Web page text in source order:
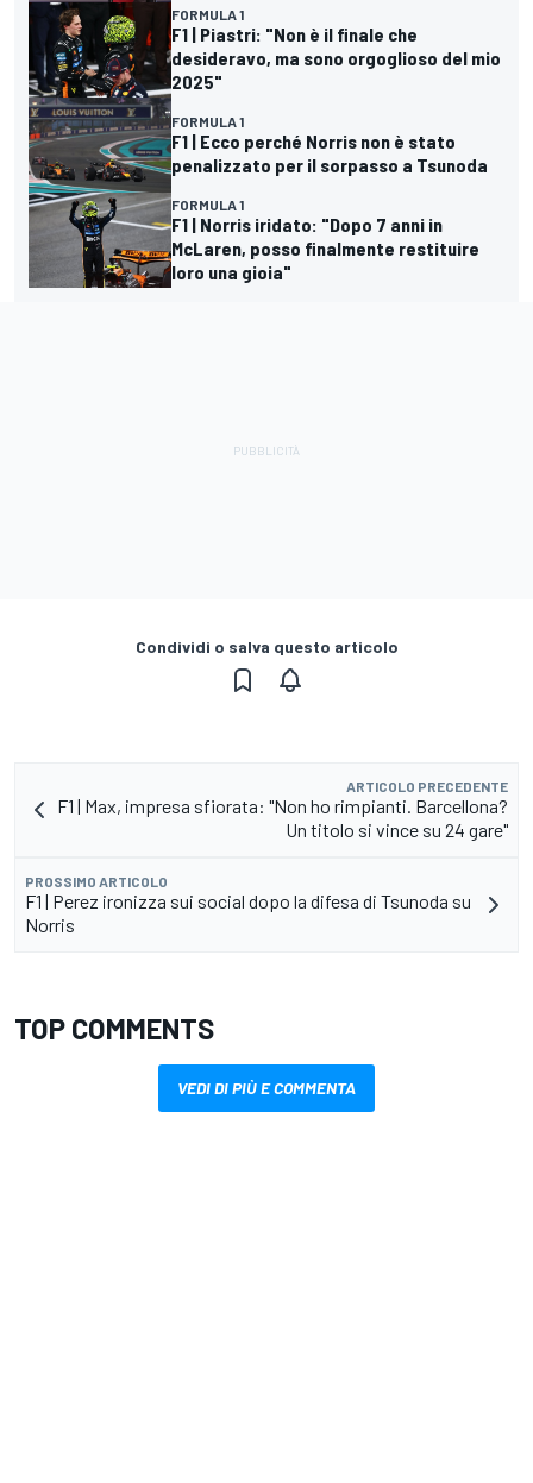
FORMULA 1
F1 | Piastri: "Non è il finale che
desideravo, ma sono orgoglioso del mio
2025"
FORMULA 1
F1 | Ecco perché Norris non è stato
penalizzato per il sorpasso a Tsunoda
FORMULA 1
F1 | Norris iridato: "Dopo 7 anni in
McLaren, posso finalmente restituire
loro una gioia"
Condividi o salva questo articolo
ARTICOLO PRECEDENTE
F1 | Max, impresa sfiorata: "Non ho rimpianti. Barcellona?
Un titolo si vince su 24 gare"
PROSSIMO ARTICOLO
F1 | Perez ironizza sui social dopo la difesa di Tsunoda su
Norris
TOP COMMENTS
VEDI DI PIÙ E COMMENTA